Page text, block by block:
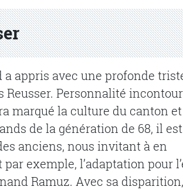
appris avec une profonde
Personnalité
marqué la culture du canton
de la génération de 68, il
anciens, nous invitant à en
exemple, l’adaptation pour
Ramuz. Avec sa